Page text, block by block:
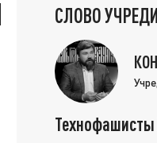
СЛОВО
Технофашисты